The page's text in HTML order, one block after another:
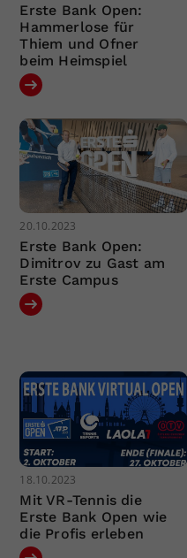
Erste Bank Open:
Hammerlose für
Thiem und Ofner
beim Heimspiel
20.10.2023
Erste Bank Open:
Dimitrov zu Gast am
Erste Campus
18.10.2023
Mit VR-Tennis die
Erste Bank Open wie
die Profis erleben